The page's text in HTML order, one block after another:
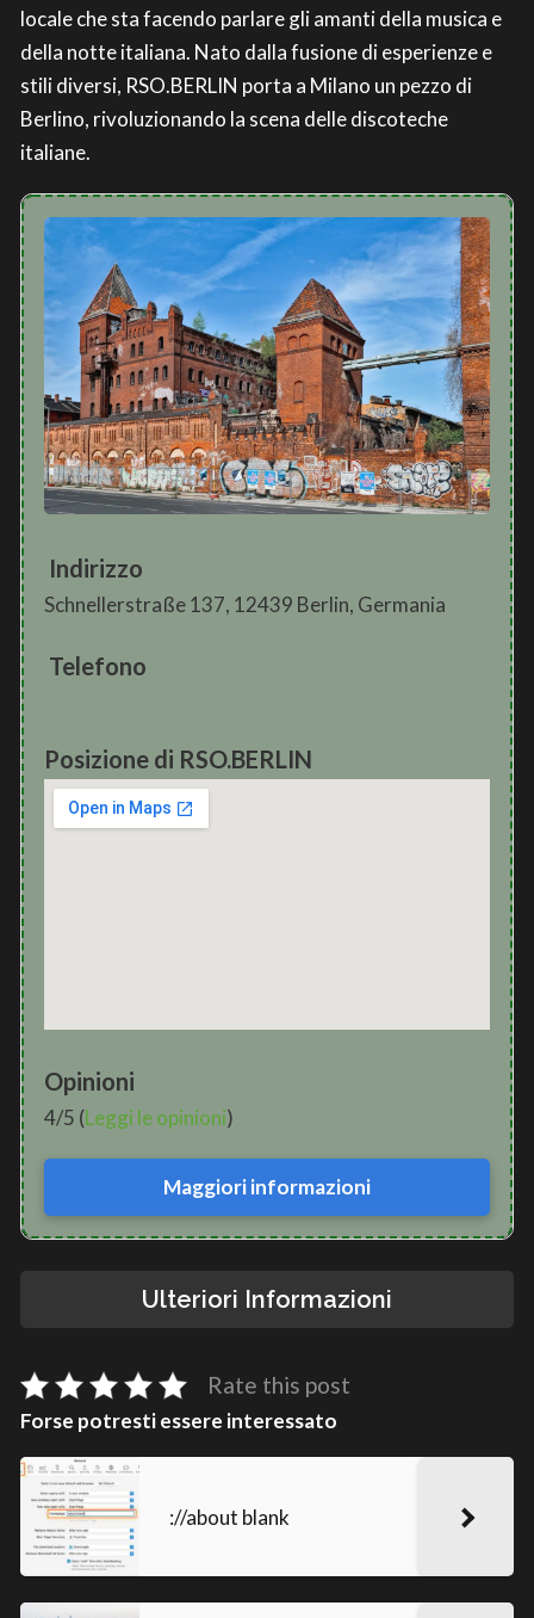
locale che sta facendo parlare gli amanti della musica e
della notte italiana. Nato dalla fusione di esperienze e
stili diversi, RSO.BERLIN porta a Milano un pezzo di
Berlino, rivoluzionando la scena delle discoteche
italiane.
Indirizzo
Schnellerstraße 137, 12439 Berlin, Germania
Telefono
Posizione di RSO.BERLIN
Opinioni
4/5 (Leggi le opinioni)
Maggiori informazioni
Ulteriori Informazioni
Rate this post
Forse potresti essere interessato
://about blank